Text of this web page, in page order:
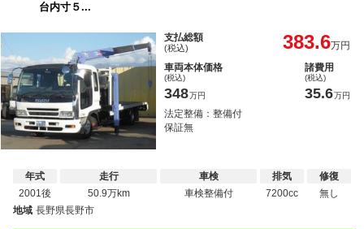
台内寸５...
支払総額
(税込) 383.6万円
車両本体価格
(税込)
348万円
諸費用
(税込)
35.6万円
法定整備：整備付
保証無
年式
2001後
走行
50.9万km
車検
車検整備付
排気
7200cc
修復
無し
地域 長野県長野市